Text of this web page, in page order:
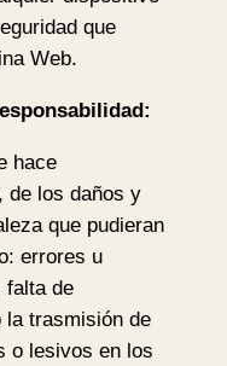
que
Web.
hace
de los daños y
que pudieran
errores u
falta de
la trasmisión de
o lesivos en los